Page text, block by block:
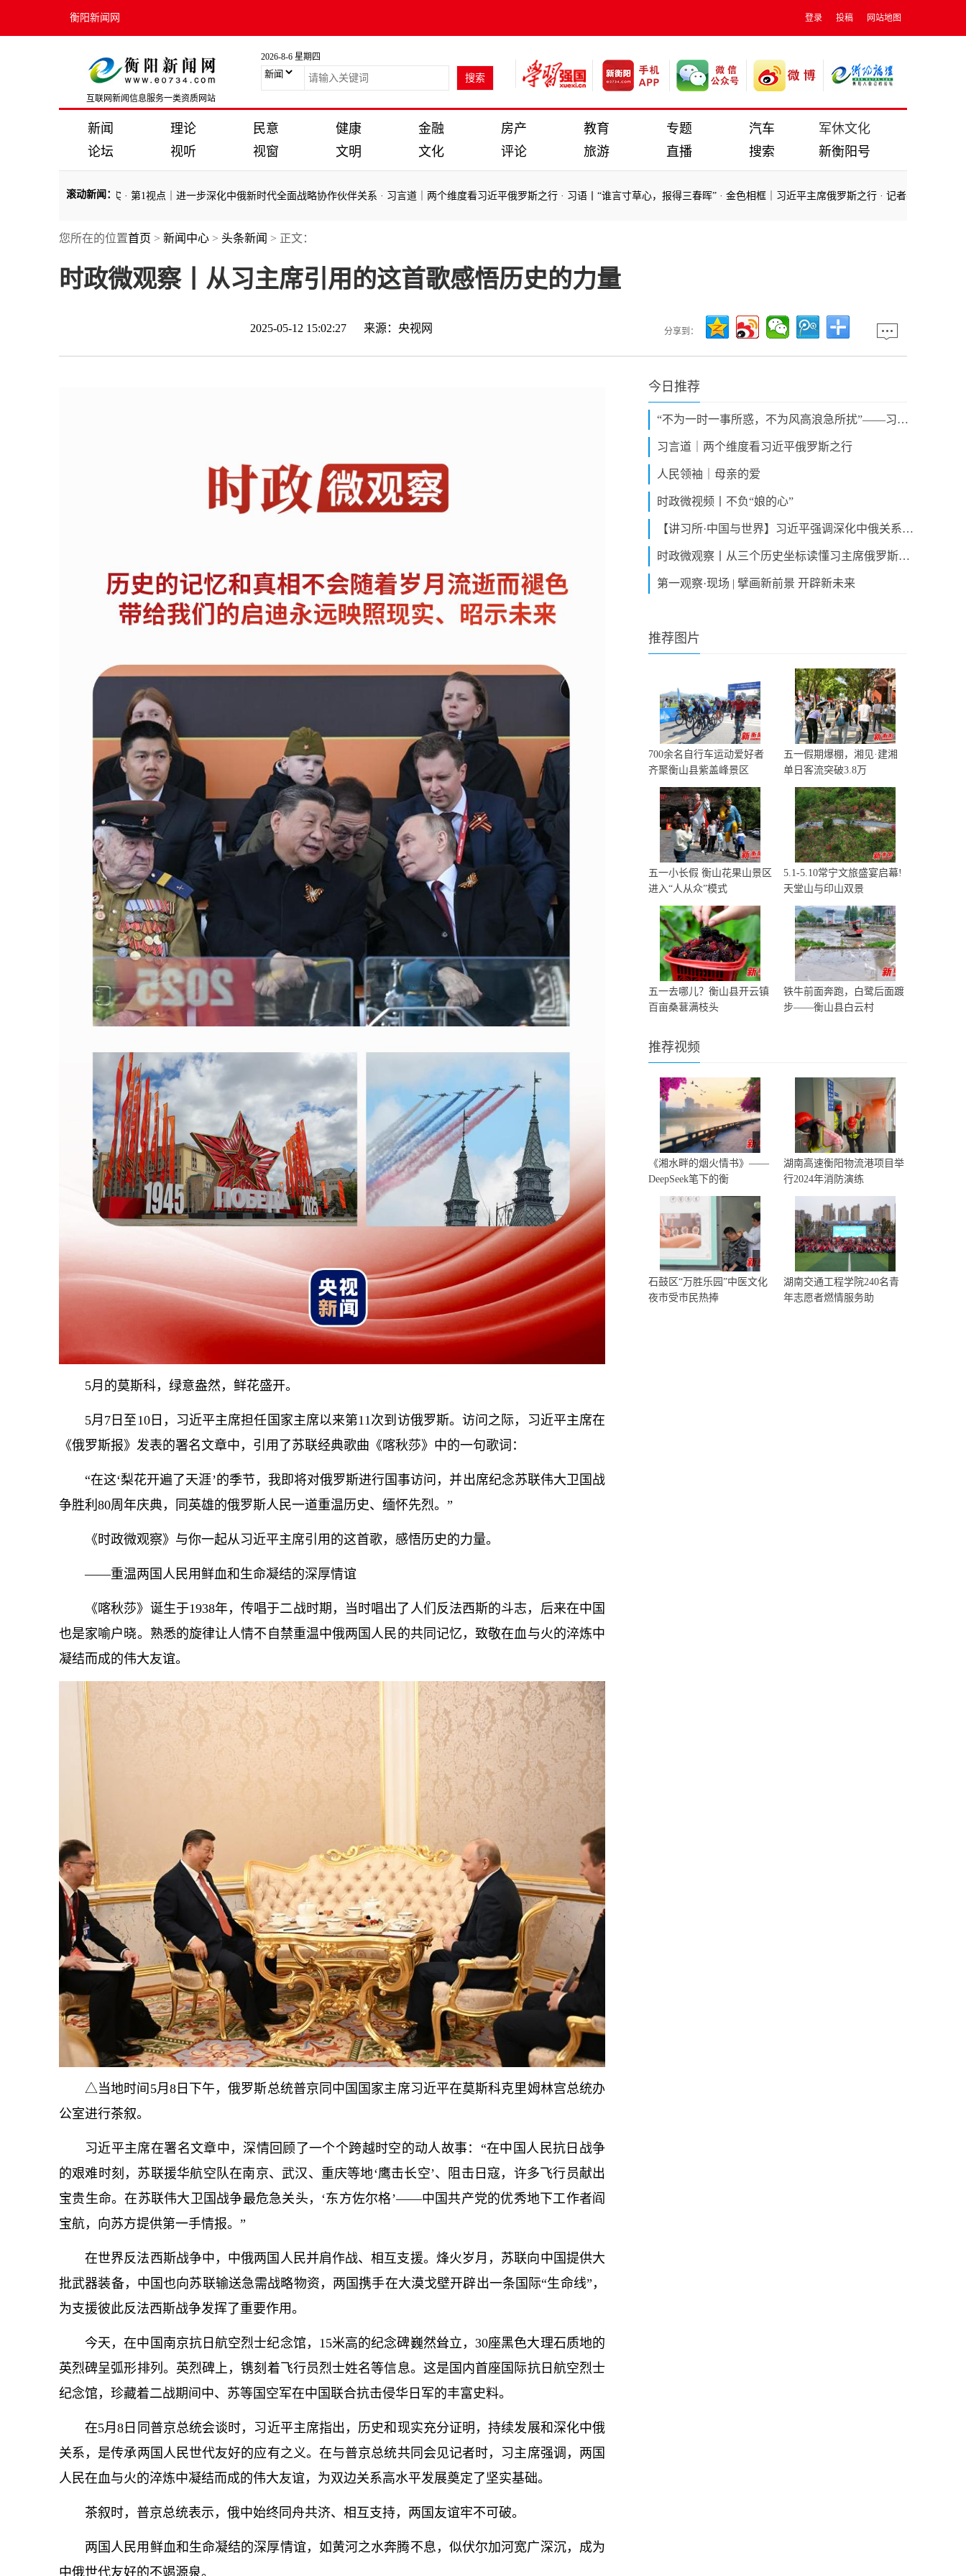
衡阳新闻网 登录 投稿 网站地图
互联网新闻信息服务一类资质网站
2026-8-6 星期四
新闻 理论 民意 健康 金融 房产 教育 专题 汽车
军休文化
论坛
视听 视窗 文明 文化 评论 旅游 直播 搜索 新衡阳号
滚动新闻 ：
十周年庆典纪实·第1视点｜进一步深化中俄新时代全面战略协作伙伴关系·习言道｜两个维度看习近平俄罗斯之行·习语丨“谁言寸草心，报得三春晖”·金色相框｜习近平主席俄罗斯之行·记者手记｜一条越走越宽
十周年庆典纪实·第1视点｜进一步深化中俄新时代全面战略协作伙伴关系
您所在的位置首页 > 新闻中心 > 头条新闻 > 正文：
时政微观察丨从习主席引用的这首歌感悟历史的力量
2025-05-12 15:02:27 来源： 央视网 分享到：
5月的莫斯科，绿意盎然，鲜花盛开。
5月7日至10日，习近平主席担任国家主席以来第11次到访俄罗斯。访问之际，习近平主席在
《俄罗斯报》发表的署名文章中，引用了苏联经典歌曲《喀秋莎》中的一句歌词：
“在这‘梨花开遍了天涯’的季节，我即将对俄罗斯进行国事访问，并出席纪念苏联伟大卫国战
争胜利80周年庆典，同英雄的俄罗斯人民一道重温历史、缅怀先烈。”
《时政微观察》与你一起从习近平主席引用的这首歌，感悟历史的力量。
——重温两国人民用鲜血和生命凝结的深厚情谊
《喀秋莎》诞生于1938年，传唱于二战时期，当时唱出了人们反法西斯的斗志，后来在中国
也是家喻户晓。熟悉的旋律让人情不自禁重温中俄两国人民的共同记忆，致敬在血与火的淬炼中
凝结而成的伟大友谊。
△当地时间5月8日下午，俄罗斯总统普京同中国国家主席习近平在莫斯科克里姆林宫总统办
公室进行茶叙。
习近平主席在署名文章中，深情回顾了一个个跨越时空的动人故事：“在中国人民抗日战争
的艰难时刻，苏联援华航空队在南京、武汉、重庆等地‘鹰击长空’、阻击日寇，许多飞行员献出
宝贵生命。在苏联伟大卫国战争最危急关头，‘东方佐尔格’——中国共产党的优秀地下工作者阎
宝航，向苏方提供第一手情报。”
在世界反法西斯战争中，中俄两国人民并肩作战、相互支援。烽火岁月，苏联向中国提供大
批武器装备，中国也向苏联输送急需战略物资，两国携手在大漠戈壁开辟出一条国际“生命线”，
为支援彼此反法西斯战争发挥了重要作用。
今天，在中国南京抗日航空烈士纪念馆，15米高的纪念碑巍然耸立，30座黑色大理石质地的
英烈碑呈弧形排列。英烈碑上，镌刻着飞行员烈士姓名等信息。这是国内首座国际抗日航空烈士
纪念馆，珍藏着二战期间中、苏等国空军在中国联合抗击侵华日军的丰富史料。
在5月8日同普京总统会谈时，习 近平主席指出，历史和现实充分证明，持续发展和深化中俄
关系，是传承两国人民世代友好的应有之义。在与普京总统共同会见记者时，习主席强调，两国
人民在血与火的淬炼中凝结而成的伟大友谊，为双边关系高水平发展奠定了坚实基础。
茶叙时，普京总统表示，俄中始终同舟共济、相互支持，两国友谊牢不可破。
两国人民用鲜血和生命凝结的深厚情谊，如黄河之水奔腾不息，似伏尔加河宽广深沉，成为
中俄世代友好的不竭源泉。
今日推荐
“不为一时一事所惑，不为风高浪急所扰”——习近平主席对俄罗斯进行国事访问并出席纪念苏联伟大卫国战争胜利八十周年庆典纪实
习言道｜两个维度看习近平俄罗斯之行
人民领袖｜母亲的爱
时政微视频丨不负“娘的心”
【讲习所·中国与世界】习近平强调深化中俄关系是应有之义、必然选择、时代呼唤
时政微观察丨从三个历史坐标读懂习主席俄罗斯之行
第一观察·现场 | 擘画新前景 开辟新未来
推荐图片
700余名自行车运动爱好者
齐聚衡山县紫盖峰景区
五一假期爆棚，湘见·建湘
单日客流突破3.8万
五一小长假 衡山花果山景区
进入“人从众”模式
5.1-5.10常宁文旅盛宴启幕!
天堂山与印山双景
五一去哪儿？衡山县开云镇
百亩桑葚满枝头
铁牛前面奔跑，白鹭后面踱
步——衡山县白云村
推荐视频
《湘水畔的烟火情书》——
DeepSeek笔下的衡
湖南高速衡阳物流港项目举
行2024年消防演练
石鼓区“万胜乐园”中医文化
夜市受市民热捧
湖南交通工程学院240名青
年志愿者燃情服务助